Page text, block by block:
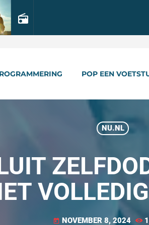
radio
POP EEN
NU.NL
today NOVEMBER 8, 2024